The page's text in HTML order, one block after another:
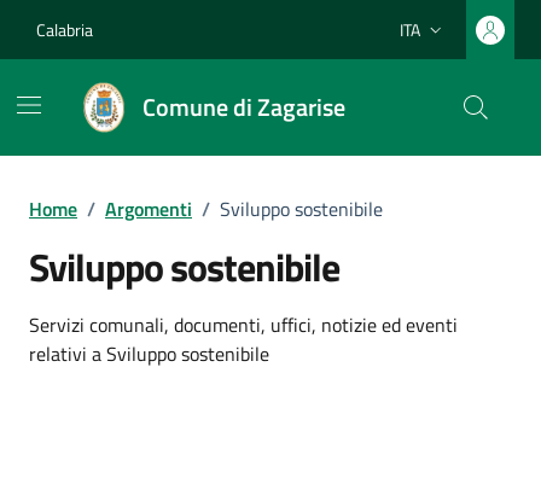
Calabria Lingua attiva:
ITA
Comune di Zagarise
Home / Argomenti / Sviluppo sostenibile
Sviluppo sostenibile
Dettagli dell'argomento
Servizi comunali, documenti, uffici, notizie ed eventi
relativi a Sviluppo sostenibile